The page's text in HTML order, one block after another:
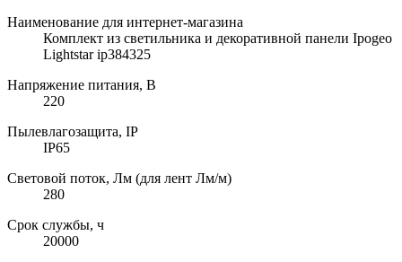
Наименование для интернет-магазина
Комплект из светильника и декоративной панели Ipogeo
Lightstar ip384325
Напряжение питания, В
220
Пылевлагозащита, IP
IP65
Световой поток, Лм (для лент Лм/м)
280
Срок службы, ч
20000